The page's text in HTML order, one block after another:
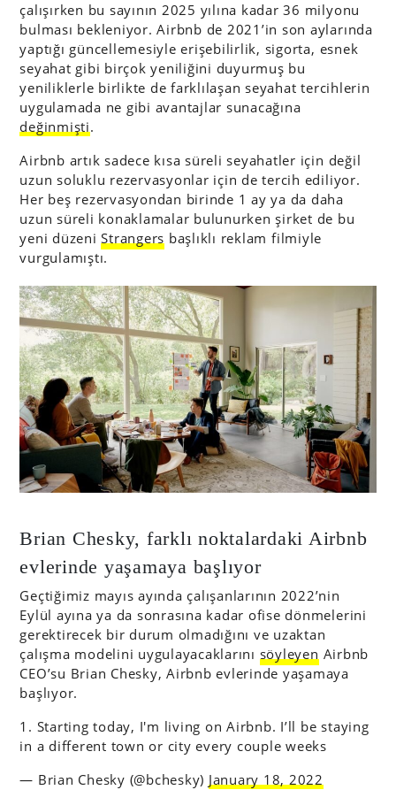
çalışırken bu sayının 2025 yılına kadar 36 milyonu
bulması bekleniyor. Airbnb de 2021’in son aylarında
yaptığı güncellemesiyle erişebilirlik, sigorta, esnek
seyahat gibi birçok yeniliğini duyurmuş bu
yeniliklerle birlikte de farklılaşan seyahat tercihlerin
uygulamada ne gibi avantajlar sunacağına
değinmişti.
Airbnb artık sadece kısa süreli seyahatler için değil
uzun soluklu rezervasyonlar için de tercih ediliyor.
Her beş rezervasyondan birinde 1 ay ya da daha
uzun süreli konaklamalar bulunurken şirket de bu
yeni düzeniStrangers başlıklı reklam filmiyle
vurgulamıştı.
Brian Chesky, farklı noktalardaki Airbnb
evlerinde yaşamaya başlıyor
Geçtiğimiz mayıs ayında çalışanlarının 2022’nin
Eylül ayına ya da sonrasına kadar ofise dönmelerini
gerektirecek bir durum olmadığını ve uzaktan
çalışma modelini uygulayacaklarını söyleyen Airbnb
CEO’su Brian Chesky, Airbnb evlerinde yaşamaya
başlıyor.
1. Starting today, I'm living on Airbnb. I’ll be staying
in a different town or city every couple weeks
— Brian Chesky (@bchesky) January 18, 2022